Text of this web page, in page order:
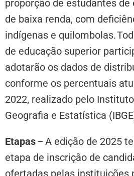
proporção de estudantes de
de baixa renda, com
indígenas e quilombolas.
de educação superior
adotarão os dados de
conforme os percentuais
2022, realizado pelo
Geografia e Estatística
Etapas– A edição de 2025
etapa de inscrição de
ofertadas pelas instituições